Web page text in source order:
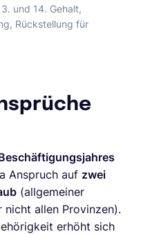
und 14. Gehalt,
Rückstellung für
Anspruch auf zwei
(allgemeiner
nicht allen Provinzen).
erhöht sich